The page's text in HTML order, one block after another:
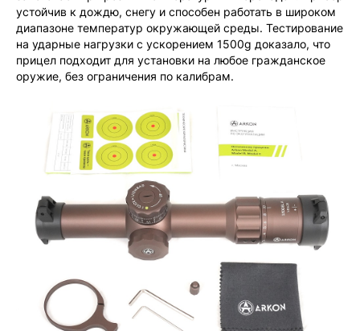
устойчив к дождю, снегу и способен работать в широком
диапазоне температур окружающей среды. Тестирование
на ударные нагрузки с ускорением 1500g доказало, что
прицел подходит для установки на любое гражданское
оружие, без ограничения по калибрам.